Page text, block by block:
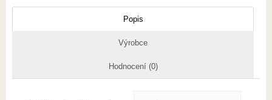
Popis
Výrobce
Hodnocení (0)